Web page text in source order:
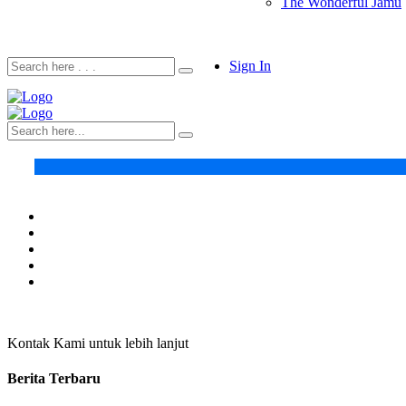
Sign In
Kontak Kami untuk lebih lanjut
Berita Terbaru